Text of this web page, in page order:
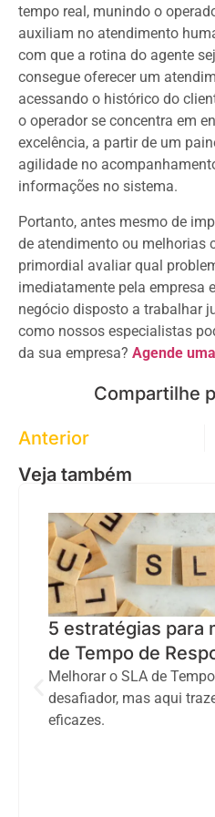
tempo real, munindo o
auxiliam no atendimento
com que a rotina do agente
consegue oferecer um
acessando o histórico do
o operador se concentra em
excelência, a partir de um
agilidade no
informações no sistema.
Portanto, antes mesmo de
de atendimento ou melhorias
primordial avaliar qual
imediatamente pela empresa
negócio disposto a trabalhar
como nossos especialistas
da sua empresa? Agende
Compartilhe
Anterior
Veja também
5 estratégias para
de Tempo de
Melhorar o SLA de
desafiador, mas aqui
eficazes.